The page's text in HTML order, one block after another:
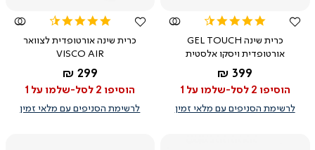
4.4
rating
כרית שינה GEL TOUCH
אורטופדית ויסקו אלסטית
החל מ-
399 ₪
הוסיפו 2 לסל-שלמו על 1
לרשימת הסניפים עם מלאי זמין
rating
כרית שינה אורטופדית לצוואר
VISCO AIR
החל מ-
299 ₪
הוסיפו 2 לסל-שלמו על 1
לרשימת הסניפים עם מלאי זמין